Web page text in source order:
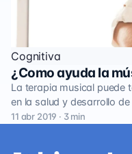
Cognitiva
¿Como ayuda la
La terapia musical puede
en la salud y desarrollo
11 abr 2019 · 3 min